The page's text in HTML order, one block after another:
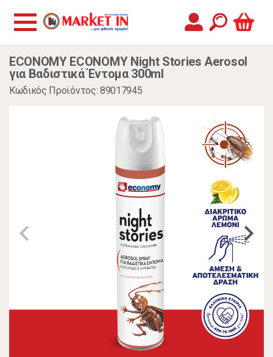
ECONOMY ECONOMY Night Stories Aerosol
για Βαδιστικά Έντομα 300ml
Κωδικός Προϊόντος: 89017945